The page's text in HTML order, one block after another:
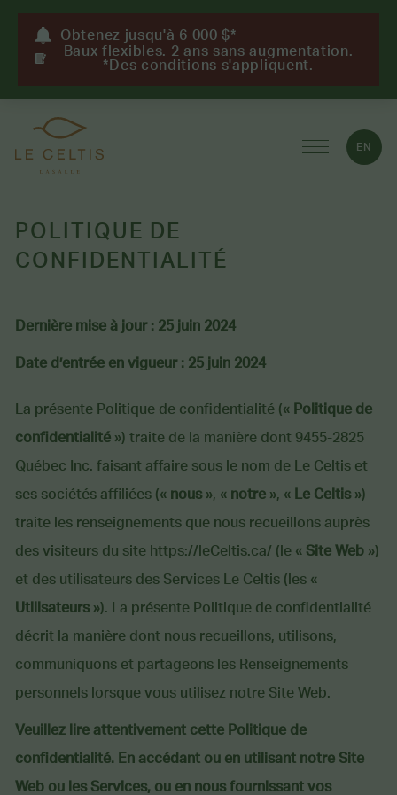
Obtenez jusqu'à 6 000 $*
Baux flexibles. 2 ans sans augmentation.
*Des conditions s'appliquent.
EN
POLITIQUE DE
CONFIDENTIALITÉ
Dernière mise à jour : 25 juin 2024
Date d’entrée en vigueur : 25 juin 2024
La présente Politique de confidentialité (« Politique de
confidentialité ») traite de la manière dont 9455-2825
Québec Inc. faisant affaire sous le nom de Le Celtis et
ses sociétés affiliées (« nous», « notre», « Le Celtis »)
traite les renseignements que nous recueillons auprès
des visiteurs du site https://leCeltis.ca/ (le « Site Web »)
et des utilisateurs des Services Le Celtis (les «
Utilisateurs»). La présente Politique de confidentialité
décrit la manière dont nous recueillons, utilisons,
communiquons et partageons les Renseignements
personnels lorsque vous utilisez notre Site Web.
Veuillez lire attentivement cette Politique de
confidentialité. En accédant ou en utilisant notre Site
Web ou les Services, ou en nous fournissant vos